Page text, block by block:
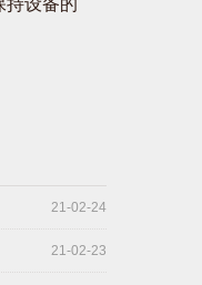
设备的
21-02-24
21-02-23